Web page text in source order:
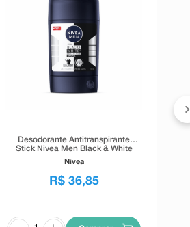
Desodorante Antitranspirante
Stick Nivea Men Black & White
Invisible 72h 54g
Nivea
R$ 36,85